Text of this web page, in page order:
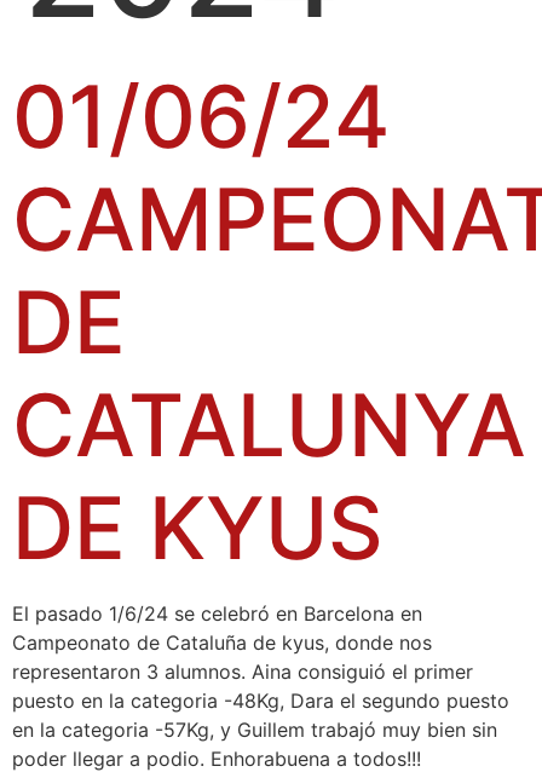
01/06/24
DE
CATALUNYA
DE KYUS
​El pasado 1/6/24 se celebró en Barcelona en
Campeonato de Cataluña de kyus, donde nos
representaron 3 alumnos. Aina consiguió el primer
puesto en la categoria -48Kg, Dara el segundo puesto
en la categoria -57Kg, y Guillem trabajó muy bien sin
poder llegar a podio. Enhorabuena a todos!!!